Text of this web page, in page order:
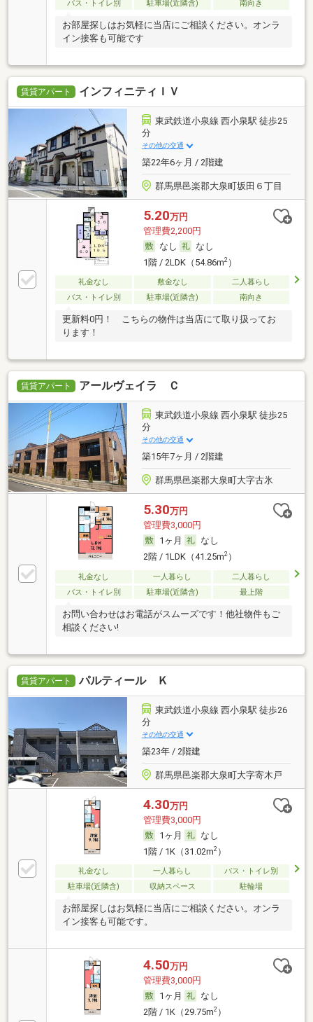
バス・トイレ別
駐車場(近隣含) 南向き
お部屋探しはお気軽に当店にご相談ください。オンラ
イン接客も可能です
賃貸アパート インフィニティＩＶ
東武鉄道小泉線 西小泉駅 徒歩25
分
その他の交通
築22年6ヶ月 / 2階建
群馬県邑楽郡大泉町坂田６丁目
5.20万円
管理費2,200円
なし
なし
1階 / 2LDK（54.86m2）
礼金なし 敷金なし
二人暮らし
バス・トイレ別
駐車場(近隣含) 南向き
更新料0円！ こちらの物件は当店にて取り扱ってお
ります！
賃貸アパート アールヴェイラ Ｃ
東武鉄道小泉線 西小泉駅 徒歩25
分
その他の交通
築15年7ヶ月 / 2階建
群馬県邑楽郡大泉町大字古氷
5.30万円
管理費3,000円
1ヶ月
なし
2階 / 1LDK（41.25m2）
礼金なし 一人暮らし
二人暮らし
バス・トイレ別
駐車場(近隣含) 最上階
お問い合わせはお電話がスムーズです！他社物件もご
相談ください!
賃貸アパート パルティール Ｋ
東武鉄道小泉線 西小泉駅 徒歩26
分
その他の交通
築23年 / 2階建
群馬県邑楽郡大泉町大字寄木戸
4.30万円
管理費3,000円
1ヶ月
なし
1階 / 1K（31.02m2）
礼金なし 一人暮らし
バス・トイレ別
駐車場(近隣含)
収納スペース 駐輪場
お部屋探しはお気軽に当店にご相談ください。オンラ
イン接客も可能です。
4.50万円
管理費3,000円
1ヶ月
なし
2階 / 1K（29.75m2）